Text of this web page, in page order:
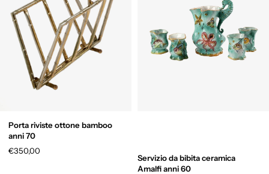
Porta riviste ottone bamboo
anni 70
€350,00
Servizio da bibita ceramica
Amalfi anni 60